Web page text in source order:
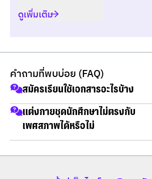
ดูเพิ่มเติม
คำถามที่พบบ่อย (FAQ)
สมัครเรียนใช้เอกสารอะไรบ้าง
สำเนาบัตรประชาชน
สำเนาทะเบียนบ้าน
วุฒิการศึกษา
แต่งกายชุดนักศึกษาไม่ตรงกับ
เพศสภาพได้หรือไม่